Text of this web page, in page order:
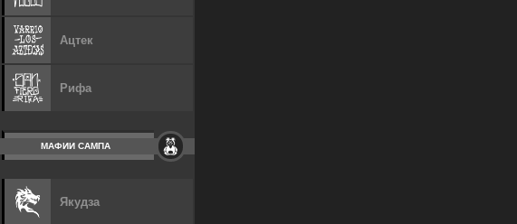
Ацтек
Рифа
МАФИИ САМПА
Якудза